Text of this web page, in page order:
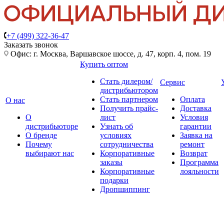
+7 (499) 322-36-47
Заказать звонок
Офис: г. Москва, Варшавское шоссе, д. 47, корп. 4, пом. 19
О нас
О
дистрибьюторе
О бренде
Почему
выбирают нас
Купить оптом
Стать дилером/
дистрибьютором
Стать партнером
Получить прайс-
лист
Узнать об
условиях
сотрудничества
Корпоративные
заказы
Корпоративные
подарки
Дропшиппинг
Сервис
Оплата
Доставка
Условия
гарантии
Заявка на
ремонт
Возврат
Программа
лояльности